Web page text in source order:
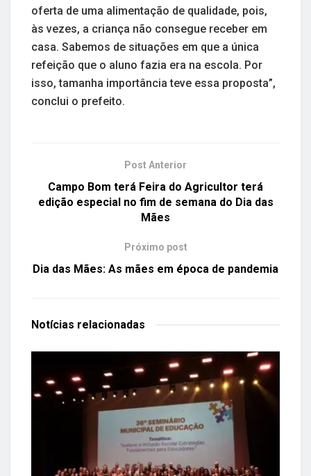
oferta de uma alimentação de qualidade, pois,
às vezes, a criança não consegue receber em
casa. Sabemos de situações em que a única
refeição que o aluno fazia era na escola. Por
isso, tamanha importância teve essa proposta”,
conclui o prefeito.
Post Anterior
Campo Bom terá Feira do Agricultor terá
edição especial no fim de semana do Dia das
Mães
Próximo post
Dia das Mães: As mães em época de pandemia
Notícias relacionadas